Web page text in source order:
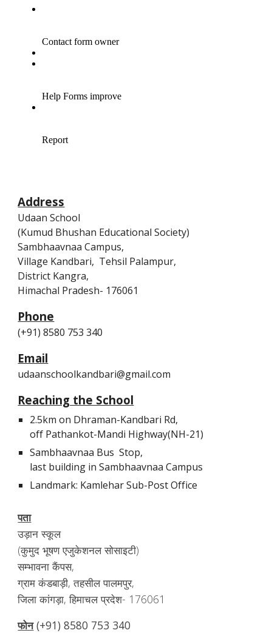
Address
Udaan School
(Kumud Bhushan Educational Society)
Sambhaavnaa Campus,
Village Kandbari,  Tehsil Palampur,
District Kangra,
Himachal Pradesh- 176061
Phone
(+91) 8580 753 340
Email
udaanschoolkandbari@gmail.com
Reaching the School
2.5km on Dhraman-Kandbari Rd,
off Pathankot-Mandi Highway(NH-21)
Sambhaavnaa Bus  Stop,
last building in Sambhaavnaa Campus
Landmark: Kamlehar Sub-Post Office
पता
उड़ान स्कूल
(कुमुद भूषण एजुकेशनल सोसाइटी)
सम्भावना ​​कैंपस,
ग्राम कंडबाड़ी, तहसील पालमपुर,
जिला कांगड़ा, हिमाचल प्रदेश- 176061
फोन (+91) 8580 753 340